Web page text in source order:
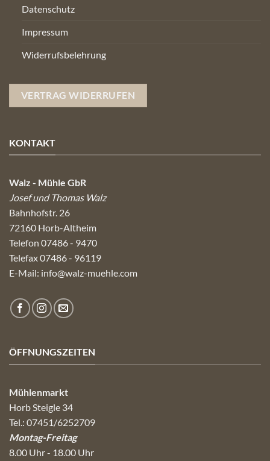
Datenschutz
Impressum
Widerrufsbelehrung
VERTRAG WIDERRUFEN
KONTAKT
Walz - Mühle GbR
Josef und Thomas Walz
Bahnhofstr. 26
72160 Horb-Altheim
Telefon 07486 - 9470
Telefax 07486 - 96119
E-Mail: info@walz-muehle.com
ÖFFNUNGSZEITEN
Mühlenmarkt
Horb Steigle 34
Tel.: 07451/6252709
Montag-Freitag
8.00 Uhr - 18.00 Uhr